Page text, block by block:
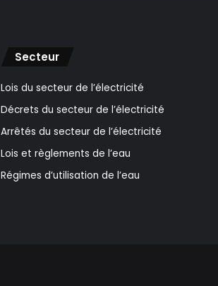
Secteur
Lois du secteur de l’électricité
Décrets du secteur de l’électricité
Arrêtés du secteur de l’électricité
Lois et règlements de l’eau
Régimes d’utilisation de l’eau